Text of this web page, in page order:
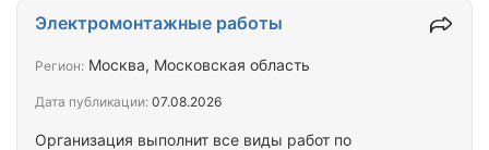
Организация выполнит все виды работ по
Электромонтажные работы
Регион: Москва, Московская область
Дата публикации: 07.08.2026